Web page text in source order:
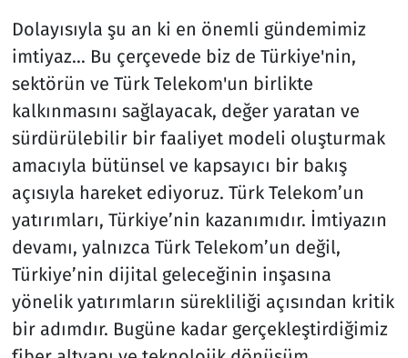
Dolayısıyla şu an ki en önemli gündemimiz
imtiyaz… Bu çerçevede biz de Türkiye'nin,
sektörün ve Türk Telekom'un birlikte
kalkınmasını sağlayacak, değer yaratan ve
sürdürülebilir bir faaliyet modeli oluşturmak
amacıyla bütünsel ve kapsayıcı bir bakış
açısıyla hareket ediyoruz. Türk Telekom’un
yatırımları, Türkiye’nin kazanımıdır. İmtiyazın
devamı, yalnızca Türk Telekom’un değil,
Türkiye’nin dijital geleceğinin inşasına
yönelik yatırımların sürekliliği açısından kritik
bir adımdır. Bugüne kadar gerçekleştirdiğimiz